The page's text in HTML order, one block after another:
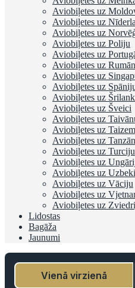
Aviobiļetes uz
Aviobiļetes uz
Aviobiļetes uz
Aviobiļetes uz Poliju
Aviobiļetes uz
Aviobiļetes uz
Aviobiļetes uz
Aviobiļetes uz
Aviobiļetes uz
Aviobiļetes uz Šveici
Aviobiļetes uz
Aviobiļetes uz
Aviobiļetes uz
Aviobiļetes uz Turciju
Aviobiļetes uz
Aviobiļetes uz
Aviobiļetes uz Vāciju
Aviobiļetes uz
Aviobiļetes uz
Lidostas
Bagāža
Jaunumi
Vienā virzienā